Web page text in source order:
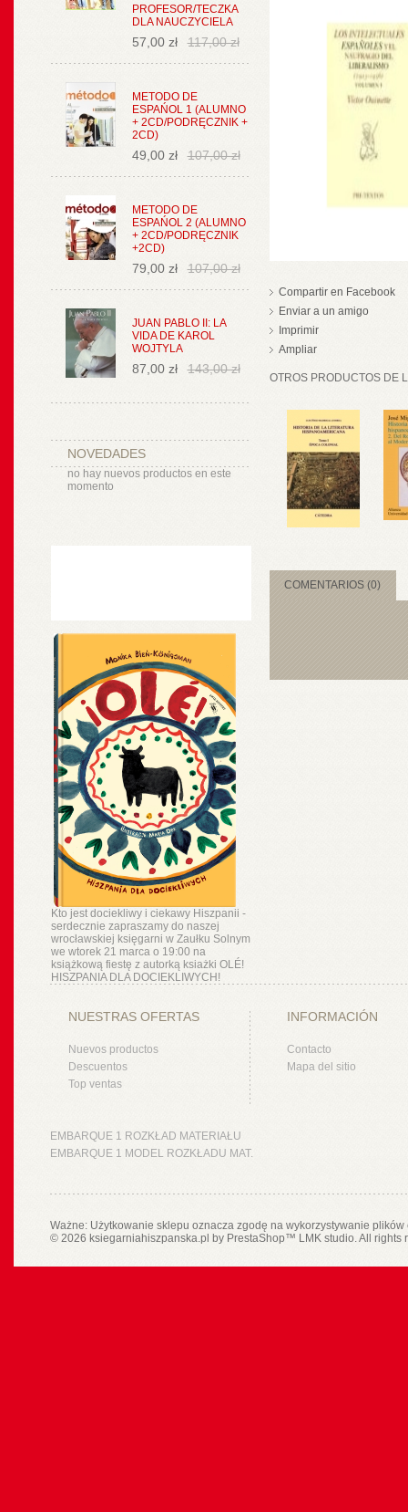
PROFESOR/TECZKA
DLA NAUCZYCIELA
57,00 zł 117,00 zł
METODO DE
ESPAŃOL 1 (ALUMNO
+ 2CD/PODRĘCZNIK +
2CD)
49,00 zł 107,00 zł
METODO DE
ESPAŃOL 2 (ALUMNO
+ 2CD/PODRĘCZNIK
+2CD)
79,00 zł 107,00 zł
JUAN PABLO II: LA
VIDA DE KAROL
WOJTYLA
87,00 zł 143,00 zł
NOVEDADES
no hay nuevos productos en este
momento
Kto jest dociekliwy i ciekawy Hiszpanii -
serdecznie zapraszamy do naszej
wrocławskiej księgarni w Zaułku Solnym
we wtorek 21 marca o 19:00 na
książkową fiestę z autorką ksiażki OLÉ!
HISZPANIA DLA DOCIEKLIWYCH!
Compartir en Facebook
Enviar a un amigo
Imprimir
Ampliar
OTROS PRODUCTOS DE
COMENTARIOS (0)
NUESTRAS OFERTAS
Nuevos productos
Descuentos
Top ventas
INFORMACIÓN
Contacto
Mapa del sitio
EMBARQUE 1 ROZKŁAD MATERIAŁU
EMBARQUE 1 MODEL ROZKŁADU MAT.
Ważne: Użytkowanie sklepu oznacza zgodę na wykorzystywanie
© 2026 ksiegarniahiszpanska.pl by PrestaShop™ LMK studio. All rights